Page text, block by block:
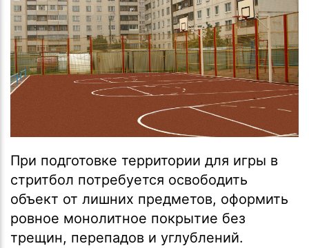
При подготовке территории для игры в
стритбол потребуется освободить
объект от лишних предметов, оформить
ровное монолитное покрытие без
трещин, перепадов и углублений.